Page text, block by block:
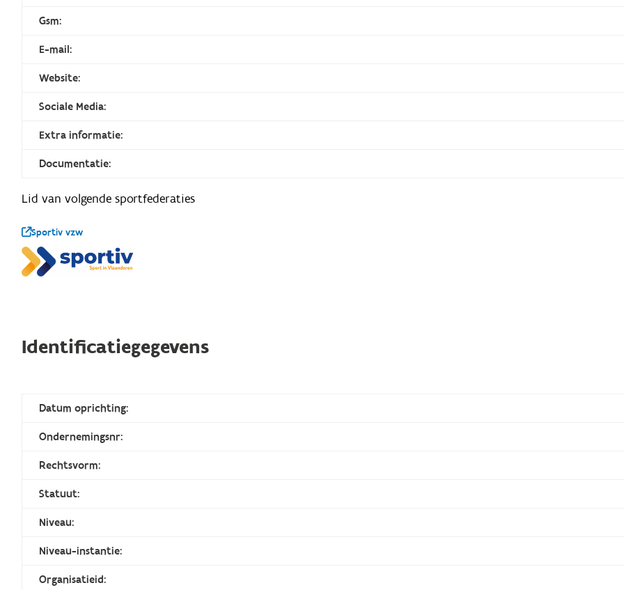
Gsm:
E-mail:
Website:
Sociale Media:
Extra informatie:
Documentatie:
Lid van volgende sportfederaties
Sportiv vzw
Identificatiegegevens
Datum oprichting:
Ondernemingsnr:
Rechtsvorm:
Statuut:
Niveau:
Niveau-instantie:
Organisatieid: